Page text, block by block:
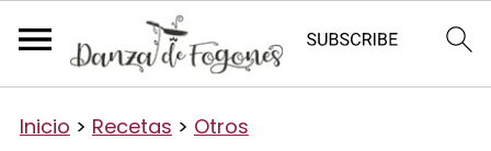
Inicio > Recetas > Otros